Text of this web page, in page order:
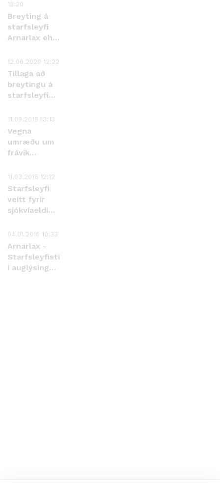
13:20
Breyting á
starfsleyfi
Arnarlax ehf.
12.06.2020 12:22
Tillaga að
breytingu á
starfsleyfi
í Arnarfirði
11.09.2018 13:13
Vegna
umræðu um
frávik
hvíldartíma
svæða
samkvæmt
starfsleyfi
11.03.2016 12:12
Starfsleyfi
veitt fyrir
sjókvíaeldi
Arnarfirði
04.01.2016 10:33
Arnarlax -
Starfsleyfistillaga
í auglýsingu